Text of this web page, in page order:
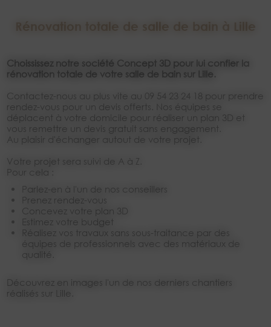
Rénovation totale de salle de bain à Lille
Choississez notre société Concept 3D pour lui confier la
rénovation totale de votre salle de bain sur Lille.
Contactez-nous au plus vite au 09 54 23 24 18 pour prendre
rendez-vous pour un devis offerts. Nos équipes se
déplacent à votre domicile pour réaliser un plan 3D et
vous remettre un devis gratuit sans engagement.
Au plaisir d'échanger autout de votre projet.
Votre projet sera suivi de A à Z.
Pour cela :
Parlez-en à l'un de nos conseillers
Prenez rendez-vous
Concevez votre plan 3D
Estimez votre budget
Réalisez vos travaux sans sous-traitance par des
équipes de professionnels avec des matériaux de
qualité.
Découvrez en images l'un de nos derniers chantiers
réalisés sur Lille.